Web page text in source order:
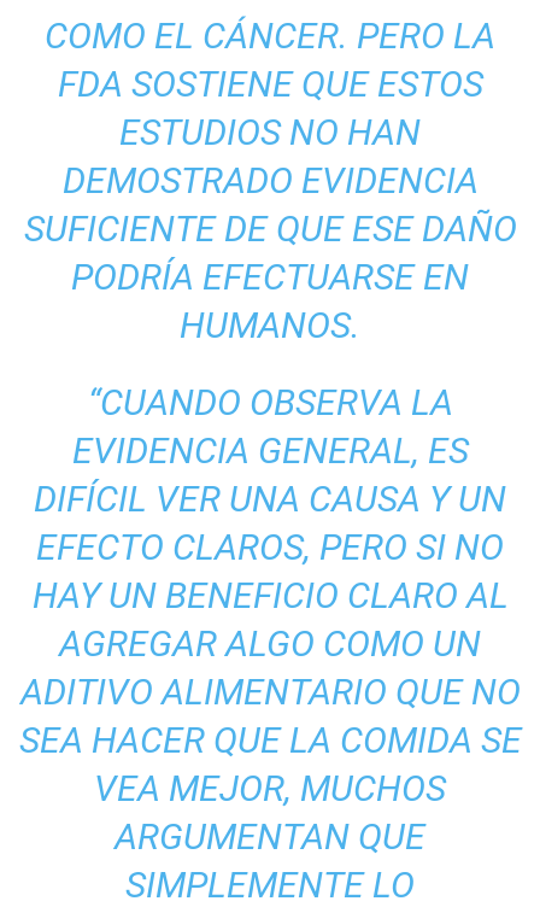
COMO EL CÁNCER. PERO LA
FDA SOSTIENE QUE ESTOS
ESTUDIOS NO HAN
DEMOSTRADO EVIDENCIA
SUFICIENTE DE QUE ESE DAÑO
PODRÍA EFECTUARSE EN
HUMANOS.
“CUANDO OBSERVA LA
EVIDENCIA GENERAL, ES
DIFÍCIL VER UNA CAUSA Y UN
EFECTO CLAROS, PERO SI NO
HAY UN BENEFICIO CLARO AL
AGREGAR ALGO COMO UN
ADITIVO ALIMENTARIO QUE NO
SEA HACER QUE LA COMIDA SE
VEA MEJOR, MUCHOS
ARGUMENTAN QUE
SIMPLEMENTE LO